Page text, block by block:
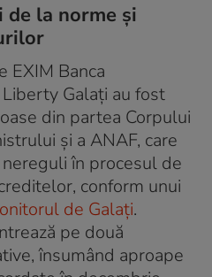
de la norme și
EXIM Banca
Galați au fost
din partea Corpului
și a ANAF, care
în procesul de
conform unui
de Galați.
pe două
însumând aproape